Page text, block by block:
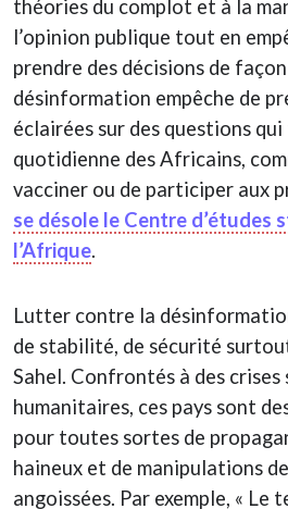
théories du complot et à la
l’opinion publique tout en
prendre des décisions de
désinformation empêche de
éclairées sur des questions
quotidienne des Africains,
vacciner ou de participer aux
se désole le Centre d’études
l’Afrique.
Lutter contre la
de stabilité, de sécurité
Sahel. Confrontés à des
humanitaires, ces pays sont
pour toutes sortes de
haineux et de manipulations
angoissées. Par exemple, « Le